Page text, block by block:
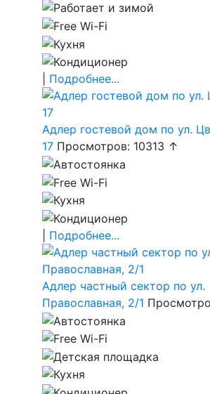
Подробнее...
Адлер гостевой дом по ул.
17 Просмотров: 10313 ↑
Подробнее...
Адлер частный сектор по ул.
Православная, 2/1